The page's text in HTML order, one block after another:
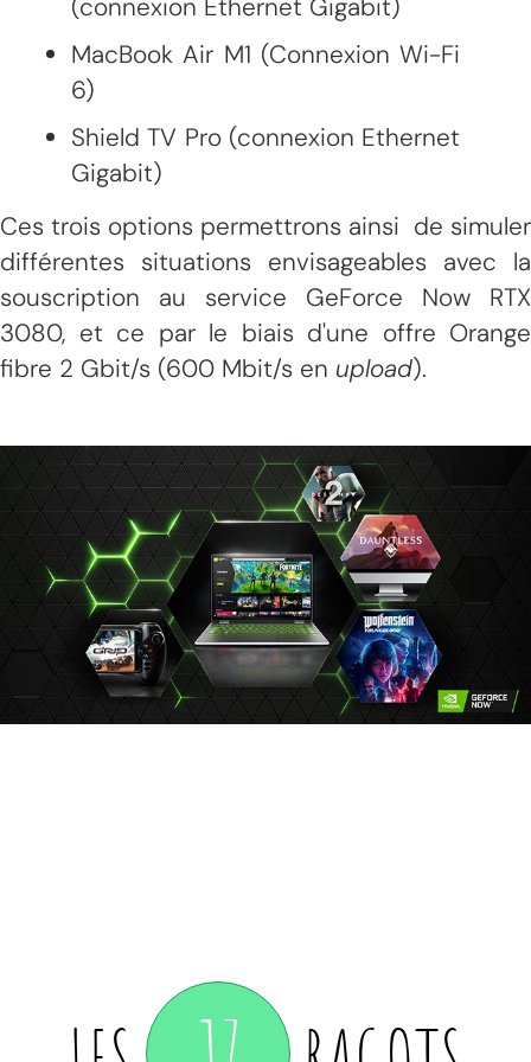
MacBook Air M1 (Connexion Wi-Fi
6)
Shield TV Pro (connexion Ethernet
Gigabit)
Ces trois options permettrons ainsi de simuler
différentes situations envisageables avec la
souscription au service GeForce Now RTX
3080, et ce par le biais d'une offre Orange
fibre 2 Gbit/s (600 Mbit/s en upload).